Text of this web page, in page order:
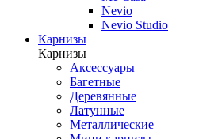
Nevio
Nevio Studio
Карнизы
Карнизы
Аксессуары
Багетные
Деревянные
Латунные
Металлические